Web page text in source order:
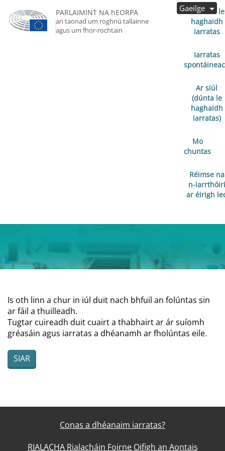
PARLAIMINT NA hEORPA
an taonad um roghnú tallainne
agus um fhor-rochtain
Oscailte le
haghaidh
iarratas
Iarratas
Ar siúl
(dúnta le
haghaidh
iarratas)
Mo
chuntas
Réimse na
n-iarrthóirí
ar éirigh
Gaeilge
Is oth linn a chur in iúl duit nach bhfuil an folúntas sin
ar fáil a thuilleadh.
Tugtar cuireadh duit cuairt a thabhairt ar ár suíomh
gréasáin agus iarratas a dhéanamh ar fholúntas eile.
SIAR
Conas a dhéanaim iarratas?
RIALACHA Rialacháin Foirne Oifigh an Aontais